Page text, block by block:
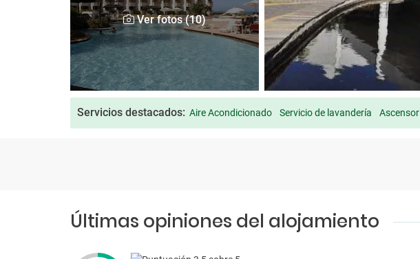
Ver fotos (10)
Servicios destacados: Aire Acondicionado Servicio de lavandería Ascensor
Últimas opiniones del alojamiento